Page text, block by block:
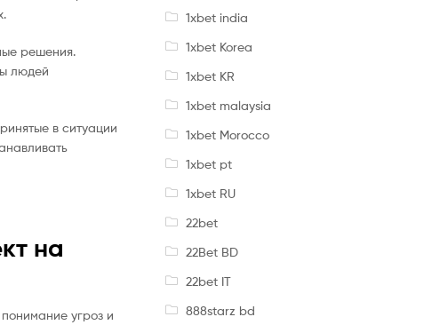
решения.
людей
в ситуации
на
угроз и
1xbet india
1xbet Korea
1xbet KR
1xbet malaysia
1xbet Morocco
1xbet pt
1xbet RU
22bet
22Bet BD
22bet IT
888starz bd